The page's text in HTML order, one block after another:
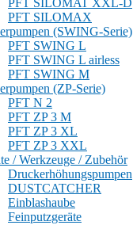
PFT SILOMAT XXL-D
PFT SILOMAX
(SWING-Serie)
PFT SWING L
PFT SWING L airless
PFT SWING M
(ZP-Serie)
PFT N 2
PFT ZP 3 M
PFT ZP 3 XL
PFT ZP 3 XXL
/ Werkzeuge / Zubehör
Druckerhöhungspumpen
DUSTCATCHER
Einblashaube
Feinputzgeräte